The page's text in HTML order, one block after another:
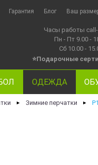
Гарантия Блог Ваш
Часы работы
Пн - Пт 9.00 -
Сб 10.00 -
⭐Подарочные
ОДЕЖДА
► Зимние перчатки ►